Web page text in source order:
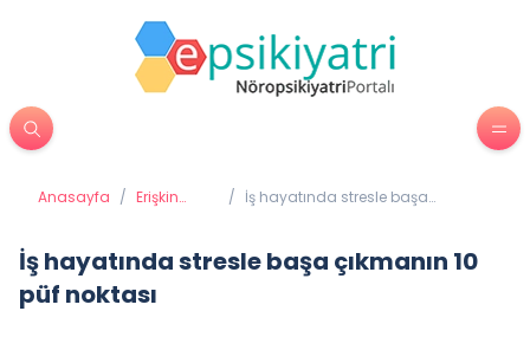
Anasayfa / Erişkin
/ İş hayatında stresle başa
İş hayatında stresle başa çıkmanın 10
püf noktası